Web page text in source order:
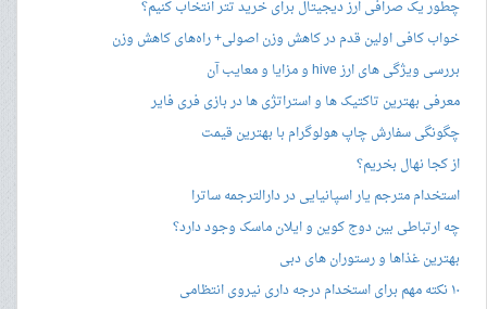
چطور یک صرافی ارز دیجیتال برای خرید تتر انتخاب کنیم؟
خواب کافی اولین قدم در کاهش وزن اصولی+ راه‌های کاهش وزن
بررسی ویژگی های ارز hive و مزایا و معایب آن
معرفی بهترین تاکتیک ها و استراتژی ها در بازی فری فایر
چگونگی سفارش چاپ هولوگرام با بهترین قیمت
از کجا نهال بخریم؟
استخدام مترجم یار اسپانیایی در دارالترجمه ساترا
چه ارتباطی بین دوج کوین و ایلان ماسک وجود دارد؟
بهترین غذاها و رستوران های دبی
۱۰ نکته مهم برای استخدام درجه داری نیروی انتظامی